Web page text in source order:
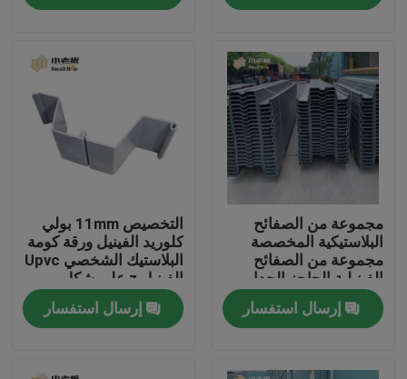
منتجات
معلومات عنا
مراقبة الجودة
اتصل بنا
مدونة
مجموعة من الصفائح
البلاستيكية المخصصة
مجموعة من الصفائح
الفينيلية الحاجز الجدار
بحيرة الماء حل
إرسال استفسار
التخصيص 11mm بولي
كلوريد الفينيل ورقة كومة
البلاستيك الشخصي Upvc
الفينيل z على شكل
البلاستيك تتراكم
إرسال استفسار